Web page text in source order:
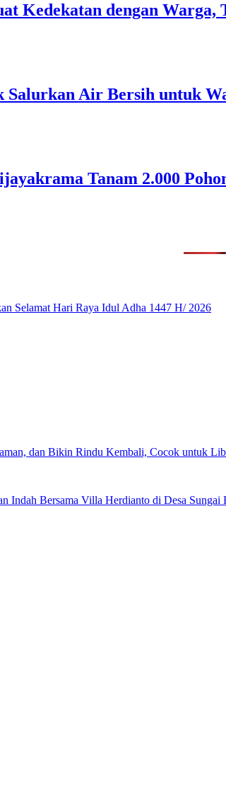
Kedekatan dengan
Salurkan Air Bersih untuk
Tanam 2.000
Selamat Hari Raya Idul Adha 1447 H/ 2026
dan Bikin Rindu Kembali, Cocok untuk
Indah Bersama Villa Herdianto di Desa Sungai